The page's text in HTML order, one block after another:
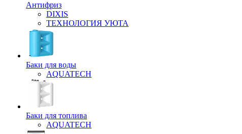
Антифриз
DIXIS
ТЕХНОЛОГИЯ УЮТА
Баки для воды
AQUATECH
Баки для топлива
AQUATECH